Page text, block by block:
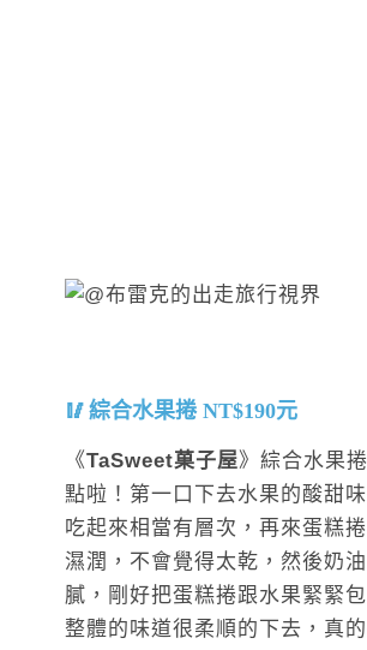
綜合水果捲 NT$190元
《TaSweet菓子屋》綜合水果
點啦！第一口下去水果的酸甜味
吃起來相當有層次，再來蛋糕
濕潤，不會覺得太乾，然後奶
膩，剛好把蛋糕捲跟水果緊緊
整體的味道很柔順的下去，真的